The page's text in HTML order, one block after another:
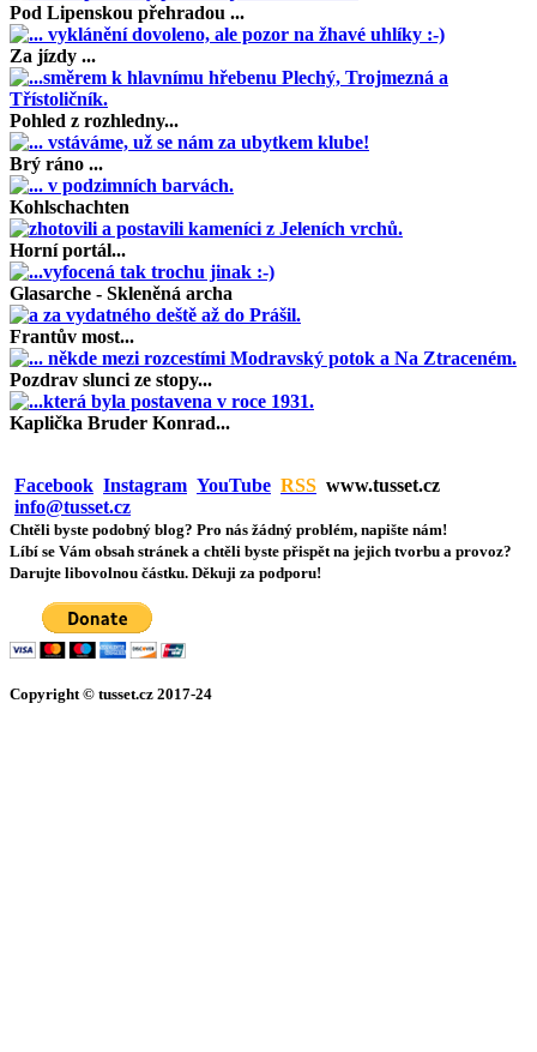
Pod Lipenskou přehradou ...
Za jízdy ...
Pohled z rozhledny...
Brý ráno ...
Kohlschachten
Horní portál...
Glasarche - Skleněná archa
Frantův most...
Pozdrav slunci ze stopy...
Kaplička Bruder Konrad...
Facebook Instagram YouTube RSS www.tusset.cz
info@tusset.cz
Chtěli byste podobný blog? Pro nás žádný problém, napište nám!
Líbí se Vám obsah stránek a chtěli byste přispět na jejich tvorbu a provoz?
Darujte libovolnou částku. Děkuji za podporu!
Copyright © tusset.cz 2017-24